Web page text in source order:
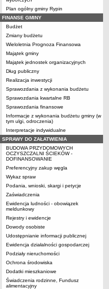
Plan ogólny gminy Rypin
FINANSE GMINY
Budżet
Zmiany budżetu
Wieloletnia Prognoza Finansowa
Majątek gminy
Majątek jednostek organizacyjnych
Dług publiczny
Realizacja inwestycji
Sprawozdania z wykonania budżetu
Sprawozdania kwartalne RB
Sprawozdania finansowe
Informacje z wykonania budżetu gminy (w
tym ulgi, odroczenia)
Interpretacje indywidualne
SPRAWY DO ZAŁATWIENIA
BUDOWA PRZYDOMOWYCH
OCZYSZCZALNI ŚCIEKÓW -
DOFINANSOWANIE
Preferencyjny zakup węgla
Wykaz spraw
Podania, wnioski, skargi i petycje
Zaświadczenia
Ewidencja ludności - obowiązek
meldunkowy
Rejestry i ewidencje
Dowody osobiste
Udostępnianie informacji publicznej
Ewidencja działalności gospodarczej
Podziały nieruchomości
Ochrona środowiska
Dodatki mieszkaniowe
Świadczenia rodzinne, Fundusz
alimentacyjny